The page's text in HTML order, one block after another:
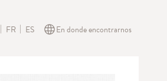
FR ES En donde encontrarnos